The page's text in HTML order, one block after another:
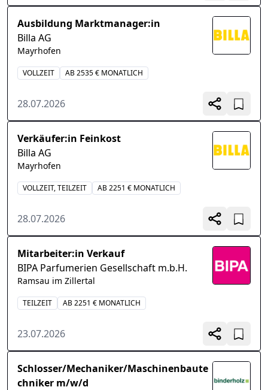
Ausbildung Marktmanager:in
Billa AG
Mayrhofen
VOLLZEIT AB 2535 € MONATLICH
28.07.2026
Verkäufer:in Feinkost
Billa AG
Mayrhofen
VOLLZEIT, TEILZEIT AB 2251 € MONATLICH
28.07.2026
Mitarbeiter:in Verkauf
BIPA Parfumerien Gesellschaft m.b.H.
Ramsau im Zillertal
TEILZEIT AB 2251 € MONATLICH
23.07.2026
Schlosser/Mechaniker/Maschinenbaute
chniker m/w/d